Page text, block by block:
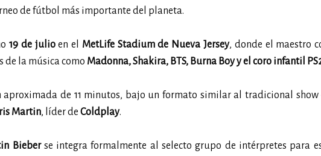
de fútbol más importante del planeta.
19 de julioen el MetLife Stadium de Nueva Jersey, donde el maestro
de la música como Madonna, Shakira, BTS, Burna Boyy el coro infantil
aproximada de 11 minutos, bajo un formato similar al tradicional show
Martin, líder de Coldplay.
Bieberse integra formalmente al selecto grupo de intérpretes para